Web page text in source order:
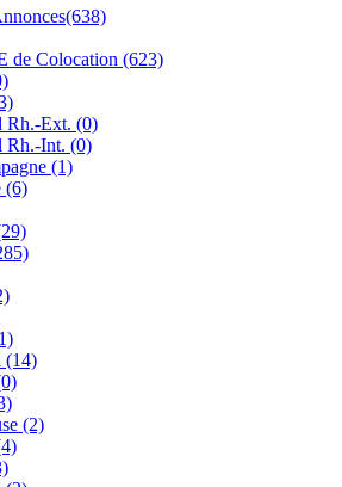
de Colocation (623)
Rh.-Ext. (0)
Rh.-Int. (0)
(1)
(6)
(14)
(2)